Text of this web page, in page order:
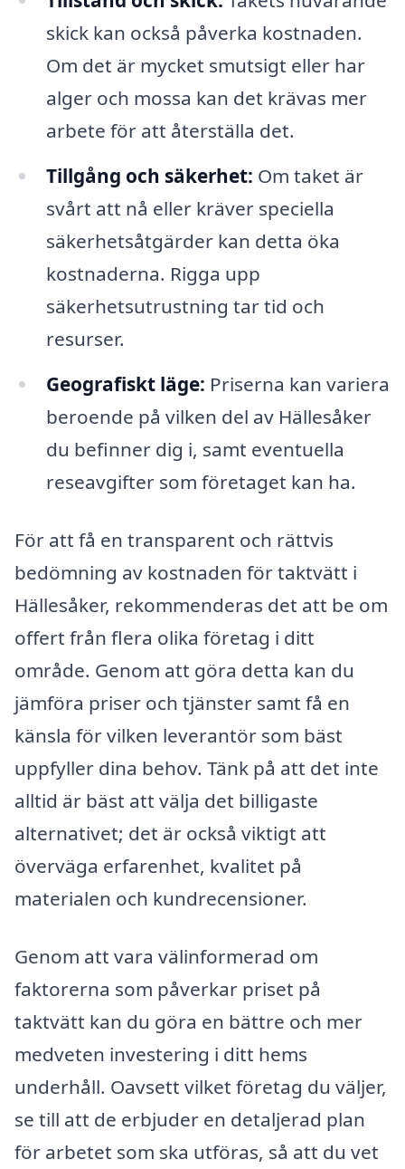
skick kan också påverka kostnaden.
Om det är mycket smutsigt eller har
alger och mossa kan det krävas mer
arbete för att återställa det.
Tillgång och säkerhet: Om taket är
svårt att nå eller kräver speciella
säkerhetsåtgärder kan detta öka
kostnaderna. Rigga upp
säkerhetsutrustning tar tid och
resurser.
Geografiskt läge: Priserna kan variera
beroende på vilken del av Hällesåker
du befinner dig i, samt eventuella
reseavgifter som företaget kan ha.
För att få en transparent och rättvis
bedömning av kostnaden för taktvätt i
Hällesåker, rekommenderas det att be om
offert från flera olika företag i ditt
område. Genom att göra detta kan du
jämföra priser och tjänster samt få en
känsla för vilken leverantör som bäst
uppfyller dina behov. Tänk på att det inte
alltid är bäst att välja det billigaste
alternativet; det är också viktigt att
överväga erfarenhet, kvalitet på
materialen och kundrecensioner.
Genom att vara välinformerad om
faktorerna som påverkar priset på
taktvätt kan du göra en bättre och mer
medveten investering i ditt hems
underhåll. Oavsett vilket företag du väljer,
se till att de erbjuder en detaljerad plan
för arbetet som ska utföras, så att du vet